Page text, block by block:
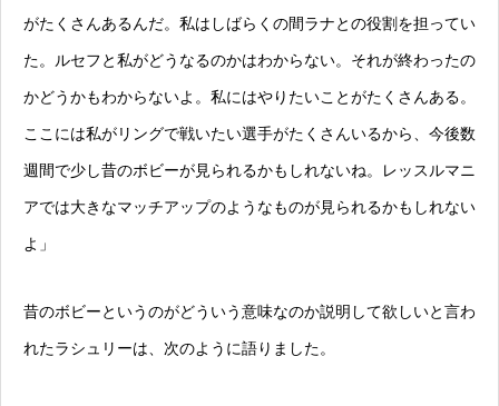
がたくさんあるんだ。私はしばらくの間ラナとの役割を担ってい
た。ルセフと私がどうなるのかはわからない。それが終わったの
かどうかもわからないよ。私にはやりたいことがたくさんある。
ここには私がリングで戦いたい選手がたくさんいるから、今後数
週間で少し昔のボビーが見られるかもしれないね。レッスルマニ
アでは大きなマッチアップのようなものが見られるかもしれない
よ」
昔のボビーというのがどういう意味なのか説明して欲しいと言わ
れたラシュリーは、次のように語りました。